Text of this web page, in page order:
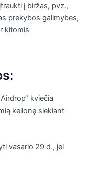
į biržas, pvz.,
prekybos galimybes,
kitomis
kviečia
kelionę siekiant
vasario 29 d., jei